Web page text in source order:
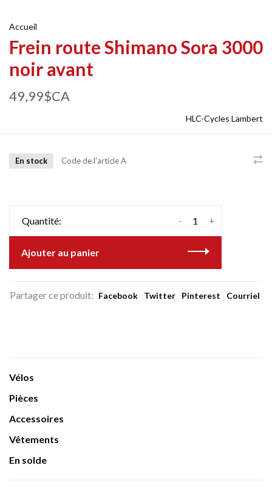
Accueil
Frein route Shimano Sora 3000
noir avant
49,99$CA
HLC-Cycles Lambert
En stock Code de l'articleA
Quantité: +
-
Ajouter au panier
Partager ce produit: Facebook Twitter Pinterest Courriel
Vélos
Pièces
Accessoires
Vêtements
En solde